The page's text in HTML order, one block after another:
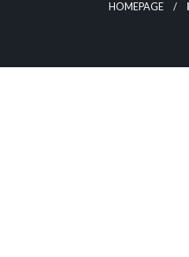
HOMEPAGE